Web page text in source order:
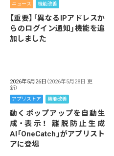
ニュース 機能改善
【重要】「異なるIPアドレスか
らのログイン通知」機能を追
加しました
2026年5月26日 （2026年5月28日 更
新）
アプリストア 機能改善
動くポップアップを自動生
成・表示！ 離脱防止生成
AI「OneCatch」がアプリスト
アに登場